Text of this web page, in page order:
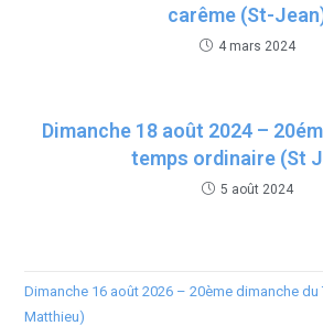
carême (St-
4 mars 2024
Dimanche 18 août 2024 –
temps ordinaire (St
5 août 2024
Dimanche 16 août 2026 – 20ème dimanche du
Matthieu)